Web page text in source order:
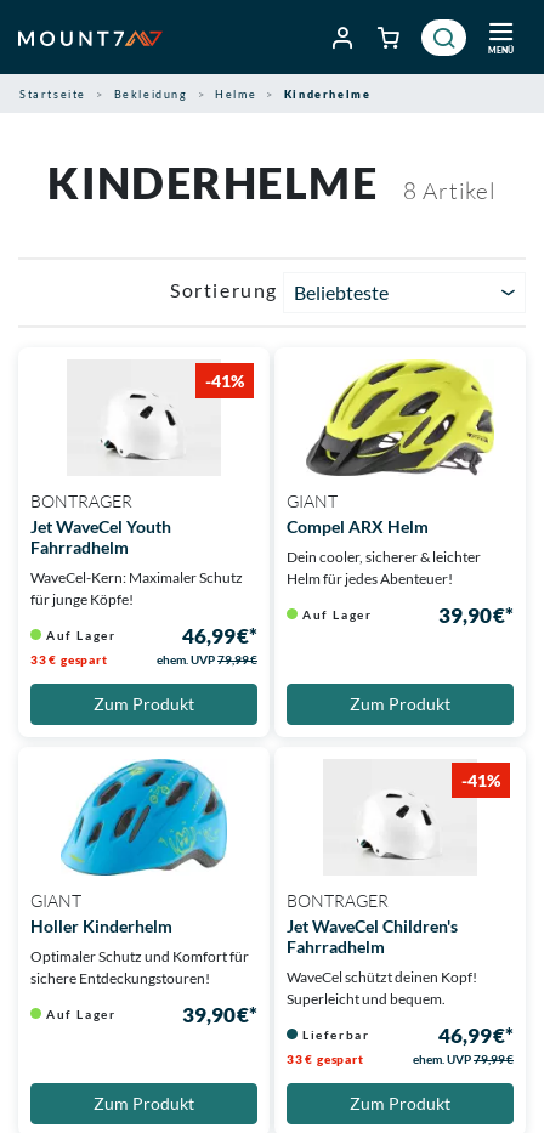
Inhalt
springen
MENÜ
Startseite Bekleidung Helme Kinderhelme
KINDERHELME 8 Artikel
Sortierung Beliebteste
-41%
BONTRAGER
Jet WaveCel Youth
Fahrradhelm
WaveCel-Kern: Maximaler Schutz
für junge Köpfe!
Auf Lager 46,99 €*
33 € gespart ehem. UVP79,99 €
Zum Produkt
GIANT
Compel ARX Helm
Dein cooler, sicherer & leichter
Helm für jedes Abenteuer!
Auf Lager 39,90 €*
Zum Produkt
GIANT
Holler Kinderhelm
Optimaler Schutz und Komfort für
sichere Entdeckungstouren!
Auf Lager 39,90 €*
Zum Produkt
-41%
BONTRAGER
Jet WaveCel Children's
Fahrradhelm
WaveCel schützt deinen Kopf!
Superleicht und bequem.
Lieferbar 46,99 €*
33 € gespart ehem. UVP79,99 €
Zum Produkt